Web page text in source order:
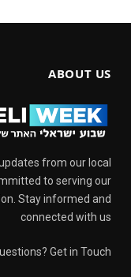
ABOUT US
from our local
to serving our
Stay informed and
connected with us
Get in Touch